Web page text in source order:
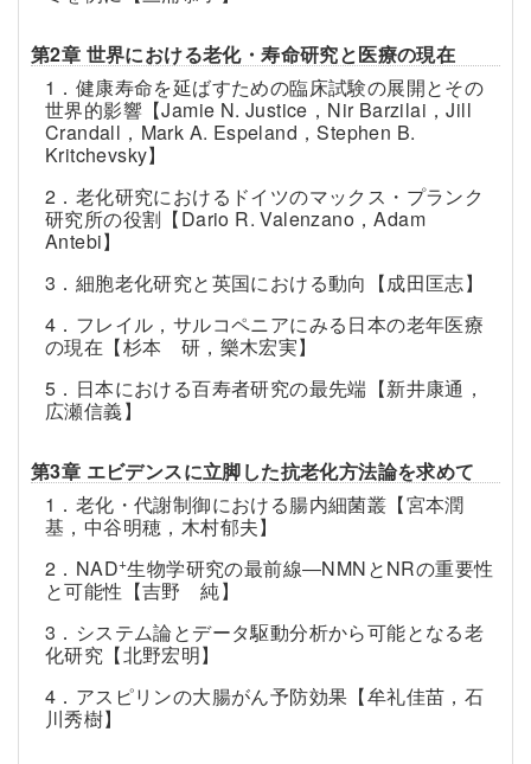
第2章 世界における老化・寿命研究と医療の現在
1．健康寿命を延ばすための臨床試験の展開とその
世界的影響【Jamie N. Justice，Nir Barzilai，Jill
Crandall，Mark A. Espeland，Stephen B.
Kritchevsky】
2．老化研究におけるドイツのマックス・プランク
研究所の役割【Dario R. Valenzano，Adam
Antebi】
3．細胞老化研究と英国における動向【成田匡志】
4．フレイル，サルコペニアにみる日本の老年医療
の現在【杉本 研，樂木宏実】
5．日本における百寿者研究の最先端【新井康通，
広瀬信義】
第3章 エビデンスに立脚した抗老化方法論を求めて
1．老化・代謝制御における腸内細菌叢【宮本潤
基，中谷明穂，木村郁夫】
2．NAD+生物学研究の最前線―NMNとNRの重要性
と可能性【吉野 純】
3．システム論とデータ駆動分析から可能となる老
化研究【北野宏明】
4．アスピリンの大腸がん予防効果【牟礼佳苗，石
川秀樹】